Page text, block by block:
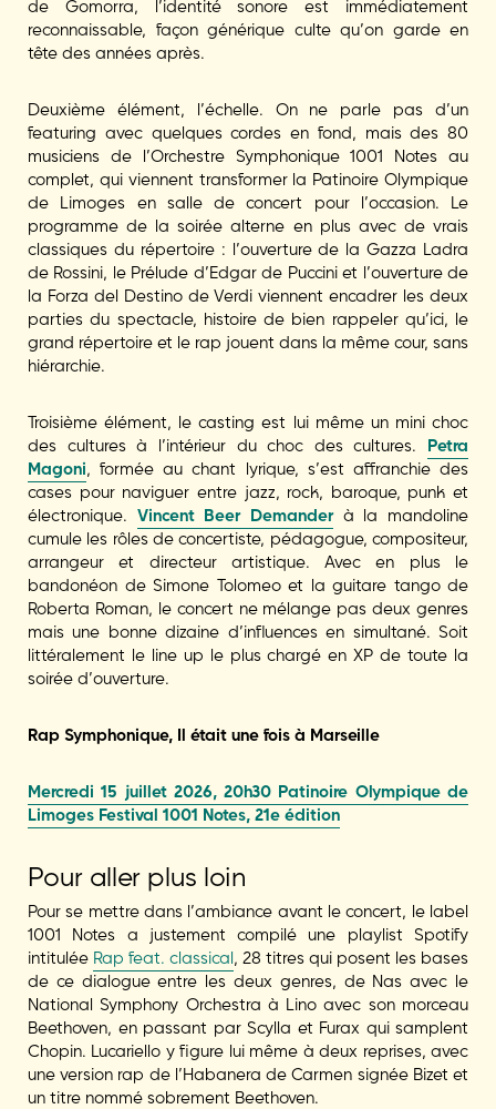
de Gomorra, l’identité sonore est immédiatement
reconnaissable, façon générique culte qu’on garde en
tête des années après.
Deuxième élément, l’échelle. On ne parle pas d’un
featuring avec quelques cordes en fond, mais des 80
musiciens de l’Orchestre Symphonique 1001 Notes au
complet, qui viennent transformer la Patinoire Olympique
de Limoges en salle de concert pour l’occasion. Le
programme de la soirée alterne en plus avec de vrais
classiques du répertoire : l’ouverture de la Gazza Ladra
de Rossini, le Prélude d’Edgar de Puccini et l’ouverture de
la Forza del Destino de Verdi viennent encadrer les deux
parties du spectacle, histoire de bien rappeler qu’ici, le
grand répertoire et le rap jouent dans la même cour, sans
hiérarchie.
Troisième élément, le casting est lui même un mini choc
des cultures à l’intérieur du choc des cultures. Petra
Magoni, formée au chant lyrique, s’est affranchie des
cases pour naviguer entre jazz, rock, baroque, punk et
électronique. Vincent Beer Demanderà la mandoline
cumule les rôles de concertiste, pédagogue, compositeur,
arrangeur et directeur artistique. Avec en plus le
bandonéon de Simone Tolomeo et la guitare tango de
Roberta Roman, le concert ne mélange pas deux genres
mais une bonne dizaine d’influences en simultané. Soit
littéralement le line up le plus chargé en XP de toute la
soirée d’ouverture.
Rap Symphonique, Il était une fois à Marseille
Mercredi 15 juillet 2026, 20h30 Patinoire Olympique de
Limoges Festival 1001 Notes, 21e édition
Pour aller plus loin
Pour se mettre dans l’ambiance avant le concert, le label
1001 Notes a justement compilé une playlist Spotify
intitulée Rap feat. classical, 28 titres qui posent les bases
de ce dialogue entre les deux genres, de Nas avec le
National Symphony Orchestra à Lino avec son morceau
Beethoven, en passant par Scylla et Furax qui samplent
Chopin. Lucariello y figure lui même à deux reprises, avec
une version rap de l’Habanera de Carmen signée Bizet et
un titre nommé sobrement Beethoven.